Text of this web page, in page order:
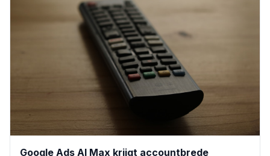
Google Ads AI Max krijgt accountbrede